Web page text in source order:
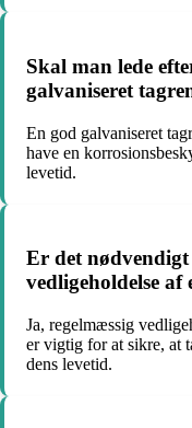
Skal man lede
galvaniseret
En god galvaniseret
have en
levetid.
Er det
vedligeholdelse af
Ja, regelmæssig
er vigtig for at sikre, at
dens levetid.